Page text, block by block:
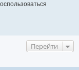
Перейти